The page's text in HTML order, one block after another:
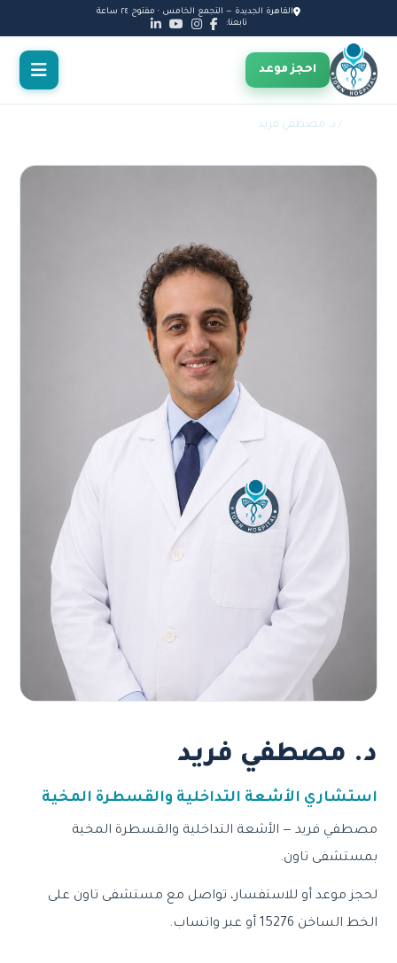
القاهرة الجديدة — التجمع الخامس · مفتوح ٢٤ ساعة
تابعنا:
احجز موعد
/ د. مصطفي فريد
د. مصطفي فريد
استشاري الأشعة التداخلية والقسطرة المخية
مصطفي فريد — الأشعة التداخلية والقسطرة المخية
بمستشفى تاون.
لحجز موعد أو للاستفسار، تواصل مع مستشفى تاون على
الخط الساخن 15276 أو عبر واتساب.